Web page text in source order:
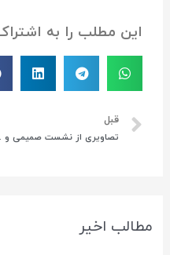
این مطلب را به
قبل
مطالب اخیر